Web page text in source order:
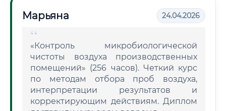
Марьяна 24.04.2026
«Контроль микробиологической
чистоты воздуха производственных
помещений» (256 часов). Четкий курс
по методам отбора проб воздуха,
интерпретации результатов и
корректирующим действиям. Диплом